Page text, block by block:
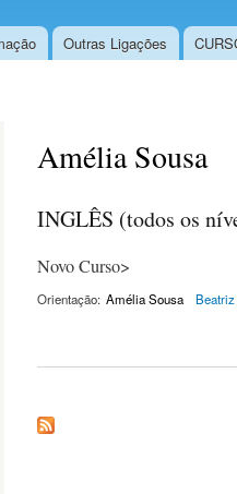
Outras Ligações
Amélia Sousa
INGLÊS (todos os
Novo Curso>
Orientação: Amélia Sousa